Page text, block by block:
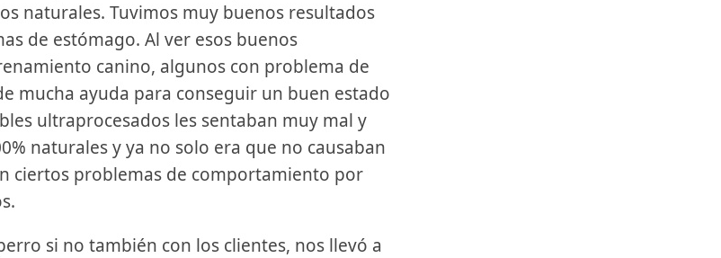
naturales. Tuvimos muy buenos resultados
de estómago. Al ver esos buenos
canino, algunos con problema de
mucha ayuda para conseguir un buen estado
ultraprocesados les sentaban muy mal y
naturales y ya no solo era que no causaban
ciertos problemas de comportamiento por
si no también con los clientes, nos llevó a